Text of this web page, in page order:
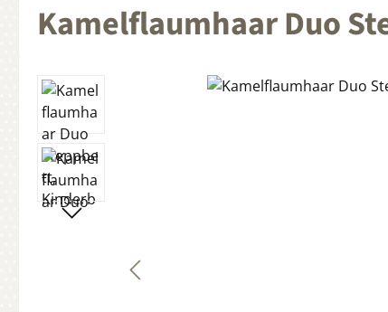
Kamelflaumhaar Duo
Bildergalerie überspringen